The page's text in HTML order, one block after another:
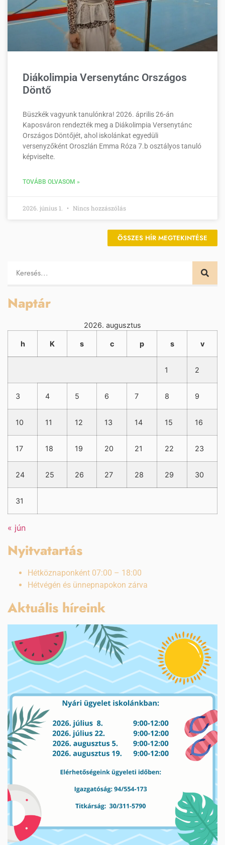
Diákolimpia Versenytánc Országos
Döntő
Büszkék vagyunk tanulónkra! 2026. április 26-án
Kaposváron rendezték meg a Diákolimpia Versenytánc
Országos Döntőjét, ahol iskolánkat egyedüli
versenyzőként Oroszlán Emma Róza 7.b osztályos tanuló
képviselte.
TOVÁBB OLVASOM »
2026. június 1. Nincs hozzászólás
ÖSSZES HÍR MEGTEKINTÉSE
Naptár
2026. augusztus
h K s c p s v
1 2
3 4 5 6 7 8 9
10 11 12 13 14 15 16
17 18 19 20 21 22 23
24 25 26 27 28 29 30
31
« jún
Nyitvatartás
Hétköznaponként 07:00 – 18:00
Hétvégén és ünnepnapokon zárva
Aktuális híreink